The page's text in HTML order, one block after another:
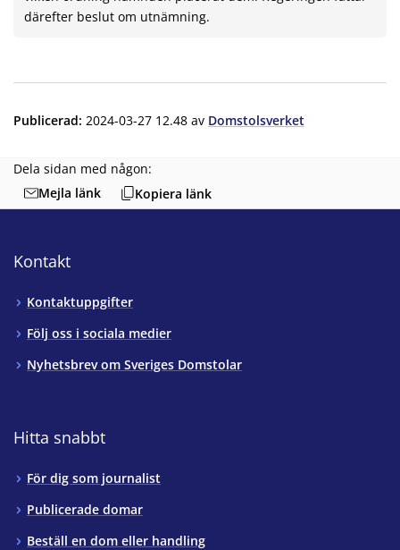
därefter beslut om utnämning.
Publicerad: 2024-03-27 12.48 av Domstolsverket
Dela sidan med någon:
Mejla länk
Kopiera länk
Kontakt
Kontaktuppgifter
Följ oss i sociala medier
Nyhetsbrev om Sveriges Domstolar
Hitta snabbt
För dig som journalist
Publicerade domar
Beställ en dom eller handling